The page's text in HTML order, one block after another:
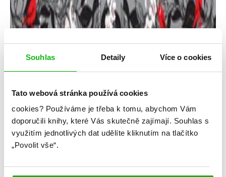
Souhlas Detaily Více o cookies
Tato webová stránka používá cookies
cookies? Používáme je třeba k tomu, abychom Vám
doporučili knihy, které Vás skutečně zajímají. Souhlas s
využitím jednotlivých dat udělíte kliknutím na tlačítko
„Povolit vše“.
Třetí stříbrná kniha snů
Kerstin Gierová